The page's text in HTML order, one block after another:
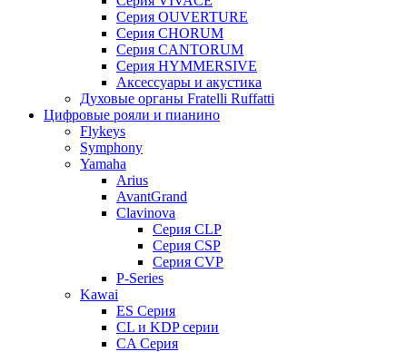
Серия OUVERTURE
Серия CHORUM
Серия CANTORUM
Серия HYMMERSIVE
Аксессуары и акустика
Духовые органы Fratelli Ruffatti
Цифровые рояли и пианино
Flykeys
Symphony
Yamaha
Arius
AvantGrand
Clavinova
Серия CLP
Серия CSP
Серия CVP
P-Series
Kawai
ES Серия
CL и KDP серии
CA Серия